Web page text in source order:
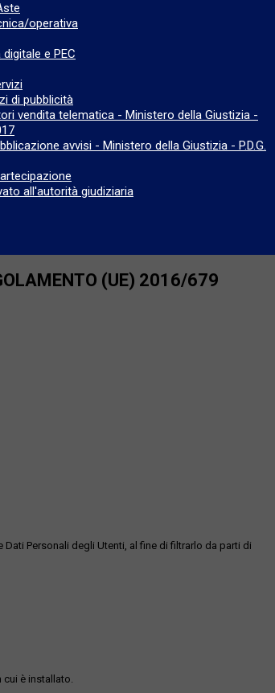
operativa
e PEC
di pubblicità
vendita telematica - Ministero della Giustizia -
avvisi - Ministero della Giustizia - P.D.G.
all'autorità giudiziaria
(UE) 2016/679
Personali degli Utenti, al fine di filtrarlo da parti di
è installato.